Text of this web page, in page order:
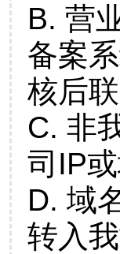
B. 营
备案
核后
C. 非
司IP
D. 域
转入